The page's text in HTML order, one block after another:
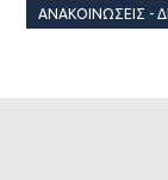
ΑΝΑΚΟΙΝΏΣΕΙΣ -